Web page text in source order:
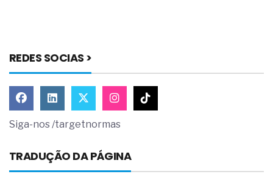
REDES SOCIAS >
Siga-nos /targetnormas
TRADUÇÃO DA PÁGINA